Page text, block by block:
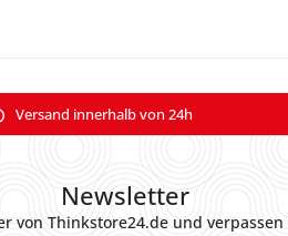
Versand innerhalb von 24h
Newsletter
von Thinkstore24.de und